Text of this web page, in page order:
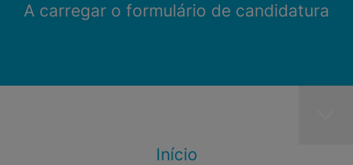
A carregar o formulário de candidatura
Início